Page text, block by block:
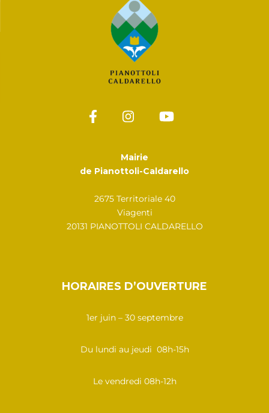
Mairie
de Pianottoli-Caldarello
2675 Territoriale 40
Viagenti
20131 PIANOTTOLI CALDARELLO
HORAIRES D’OUVERTURE
1er juin – 30 septembre
Du lundi au jeudi 08h-15h
Le vendredi 08h-12h